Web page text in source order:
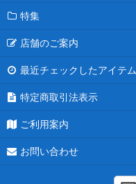
特集
店舗のご案内
最近チェックしたアイテム
特定商取引法表示
ご利用案内
お問い合わせ